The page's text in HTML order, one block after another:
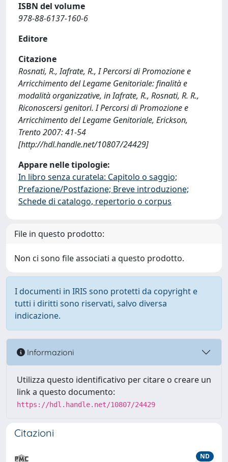
ISBN del volume
978-88-6137-160-6
Editore
Citazione
Rosnati, R., Iafrate, R., I Percorsi di Promozione e
Arricchimento del Legame Genitoriale: finalità e
modalità organizzative, in Iafrate, R., Rosnati, R. R.,
Riconoscersi genitori. I Percorsi di Promozione e
Arricchimento del Legame Genitoriale, Erickson,
Trento 2007: 41-54
[http://hdl.handle.net/10807/24429]
Appare nelle tipologie:
In libro senza curatela: Capitolo o saggio;
Prefazione/Postfazione; Breve introduzione;
Schede di catalogo, repertorio o corpus
File in questo prodotto:
Non ci sono file associati a questo prodotto.
I documenti in IRIS sono protetti da copyright e
tutti i diritti sono riservati, salvo diversa
indicazione.
Informazioni
Utilizza questo identificativo per citare o creare un
link a questo documento:
https://hdl.handle.net/10807/24429
Citazioni
ND